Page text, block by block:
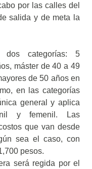
por las calles del
salida y de meta la
dos categorías: 5
máster de 40 a 49
de 50 años en
en las categorías
general y aplica
y femenil. Las
que van desde
sea el caso, con
pesos.
será regida por el